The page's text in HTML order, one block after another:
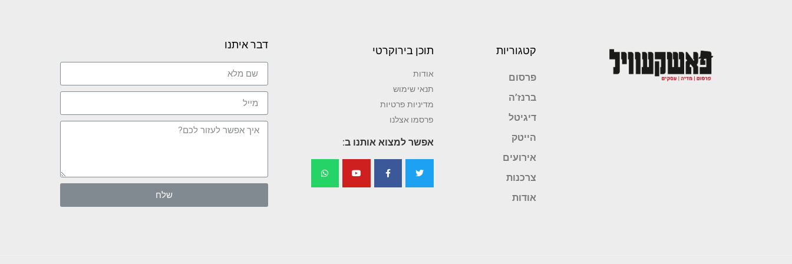
קטגוריות
פרסום
ברנז’ה
דיגיטל
הייטק
אירועים
צרכנות
אודות
תוכן בירוקרטי
אודות
תנאי שימוש
מדיניות פרטיות
פרסמו אצלנו
אפשר למצוא אותנו ב:
דבר איתנו
שלח